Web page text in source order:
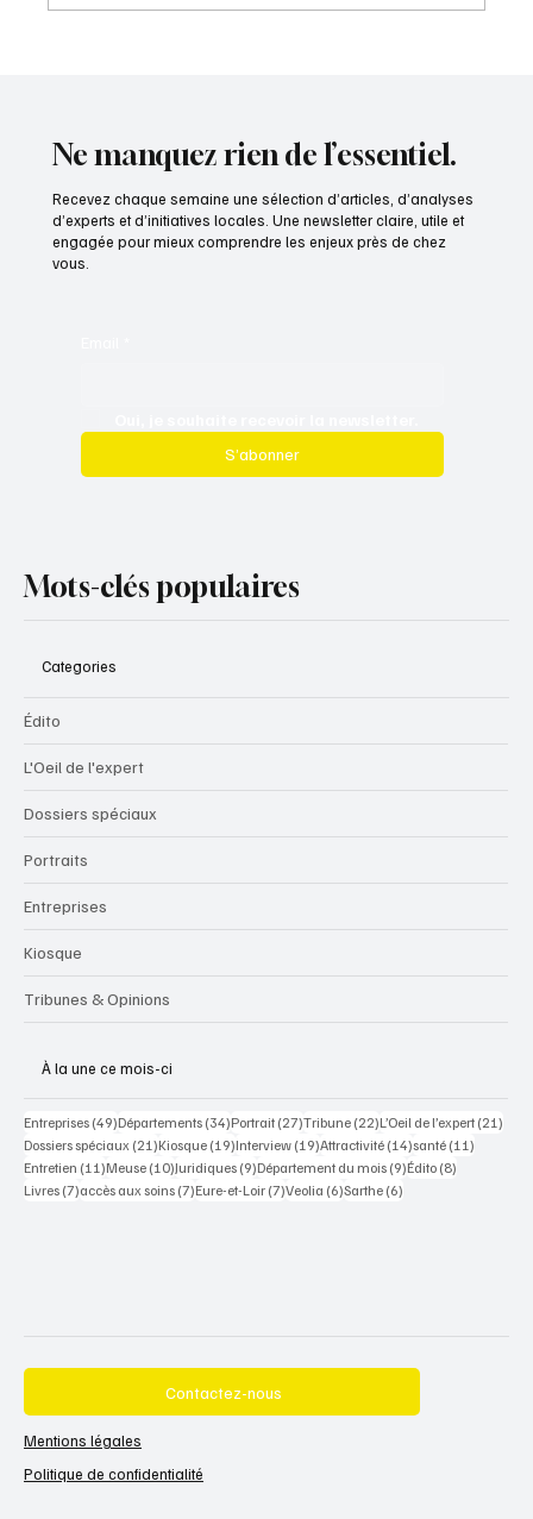
Ne manquez rien de l’essentiel.
Recevez chaque semaine une sélection d’articles, d’analyses
d’experts et d’initiatives locales. Une newsletter claire, utile et
engagée pour mieux comprendre les enjeux près de chez
vous.
S’abonner
Mots-clés populaires
Categories
Édito
L'Oeil de l'expert
Dossiers spéciaux
Portraits
Entreprises
Kiosque
Tribunes & Opinions
À la une ce mois-ci
Entreprises (49)49 posts
Départements (34)34 posts
Portrait (27)27 posts
Tribune (22)22 posts
L’Oeil de l’expert (21)
Dossiers spéciaux (21)21 posts
Kiosque (19)19 posts
Interview (19)19 posts
Attractivité (14)14 posts
santé (11)
Entretien (11)11 posts
Meuse (10)10 posts
Juridiques (9)9 posts
Département du mois (9)9 posts
Édito (8)
Livres (7)7 posts
accès aux soins (7)7 posts
Eure-et-Loir (7)7 posts
Veolia (6)6 posts
Sarthe (6)
Contactez-nous
Mentions légales
Politique de confidentialité